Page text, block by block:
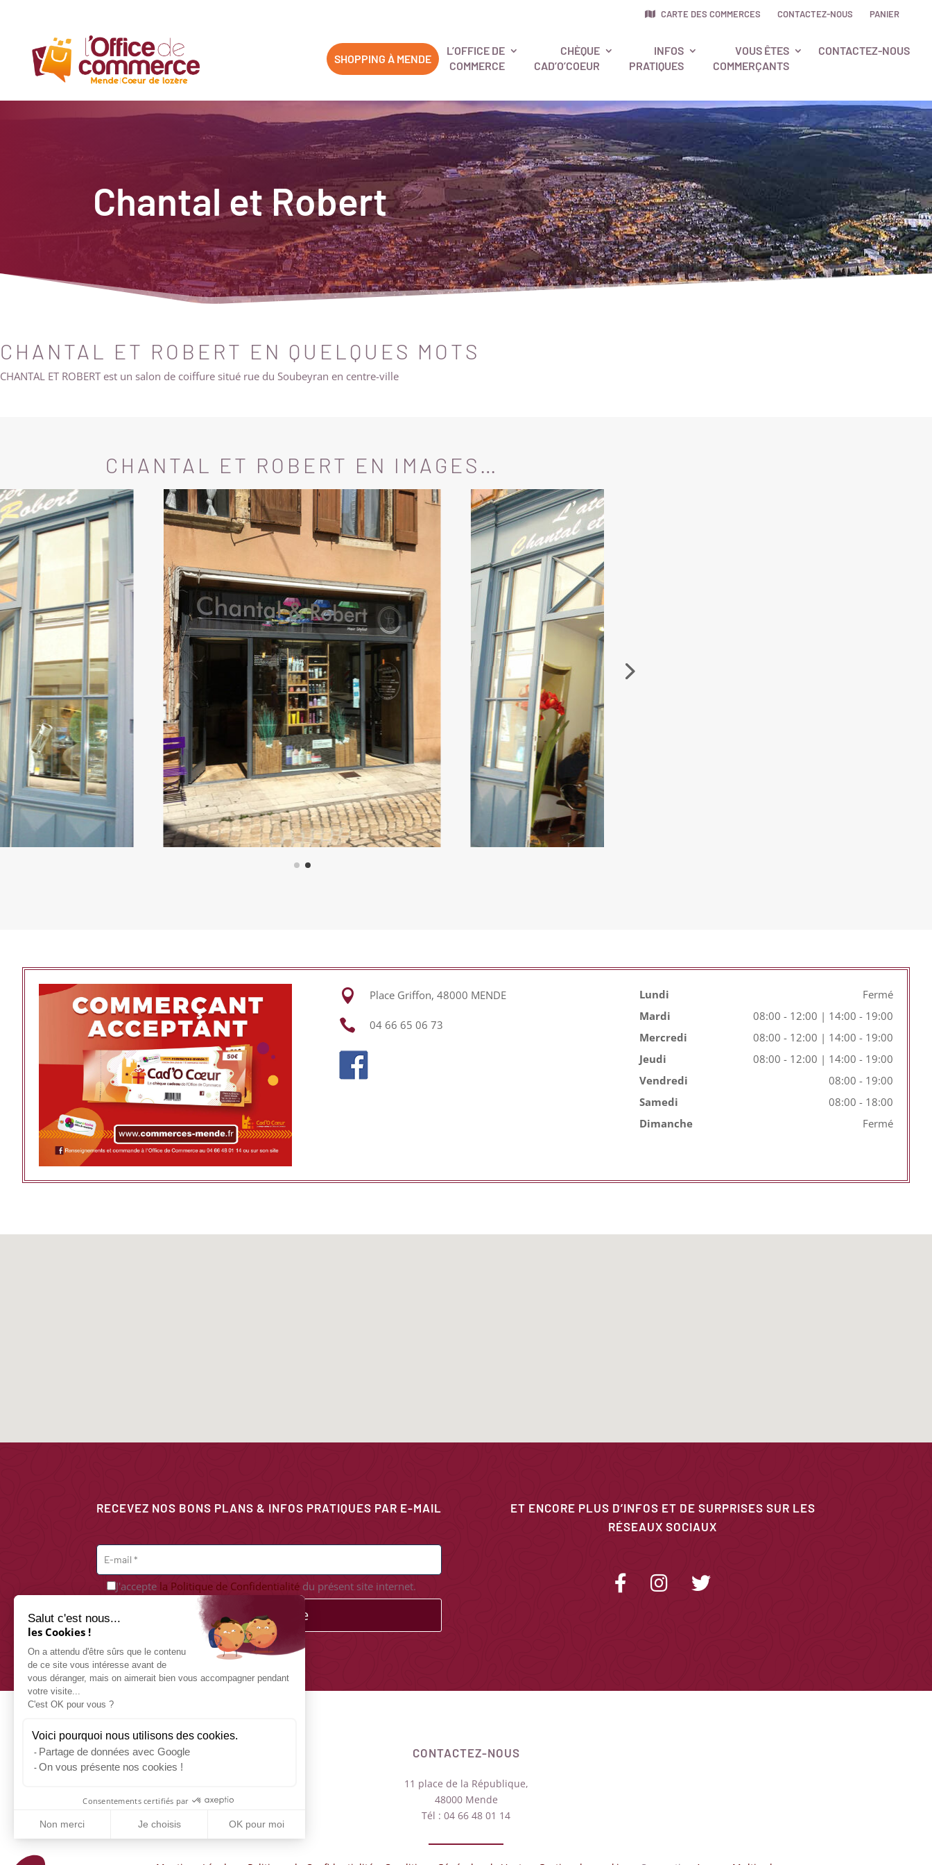
Salut c'est nous...
les Cookies !
On a attendu d'être sûrs que le contenu
de ce site vous intéresse avant de
vous déranger, mais on aimerait bien vous accompagner pendant
votre visite...
C'est OK pour vous ?
Voici pourquoi nous utilisons des cookies.
Partage de données avec Google
On vous présente nos cookies !
Consentements certifiés par
Non merci Je choisis OK pour moi
CARTE DES COMMERCES CONTACTEZ-NOUS PANIER
SHOPPING À MENDE
L’OFFICE DE
COMMERCE
CHÈQUE
CAD’O’COEUR
INFOS
PRATIQUES
VOUS ÊTES
COMMERÇANTS
CONTACTEZ-NOUS
Chantal et Robert
CHANTAL ET ROBERT EN QUELQUES MOTS
CHANTAL ET ROBERT est un salon de coiffure situé rue du Soubeyran en centre-ville
CHANTAL ET ROBERT EN IMAGES…
 Place Griffon, 48000 MENDE
 04 66 65 06 73
Lundi
Fermé
Mardi
08:00 - 12:00 | 14:00 - 19:00
Mercredi
08:00 - 12:00 | 14:00 - 19:00
Jeudi
08:00 - 12:00 | 14:00 - 19:00
Vendredi
08:00 - 19:00
Samedi
08:00 - 18:00
Dimanche
Fermé
RECEVEZ NOS BONS PLANS & INFOS PRATIQUES PAR E-MAIL
J'accepte la Politique de Confidentialité du présent site internet.
Je m'abonne
ET ENCORE PLUS D’INFOS ET DE SURPRISES SUR LES
RÉSEAUX SOCIAUX
CONTACTEZ-NOUS
11 place de la République,
48000 Mende
Tél : 04 66 48 01 14